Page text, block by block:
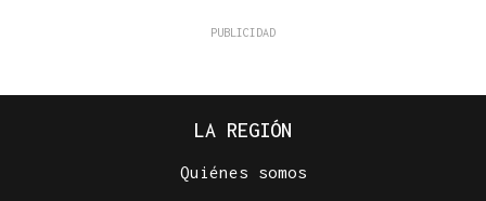
LA REGIÓN
Quiénes somos